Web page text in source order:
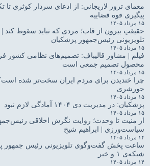
معمای ترور لاریجانی: از ادعای سردار کوثری تا
پیگیری قوه قضاییه
۱۵ مرداد ۱۴۰۵
حقیقتِ بیرون از قاب؛ مردی که نباید سقوط کند |
تلویزیونی رئیس‌جمهور پزشکیان
۱۵ مرداد ۱۴۰۵
فیلم | مشاور قالیباف: تصمیم‌های نظامی کشور
محصول تصمیم جمعی است
۱۵ مرداد ۱۴۰۵
چرا خندیدن برای مردم ایران سخت‌تر شده
جورشری
۱۵ مرداد ۱۴۰۵
پزشکیان: در مدیریت دی ۱۴۰۴ آمادگی لازم نبود
۱۵ مرداد ۱۴۰۵
از منیت تا وحدت؛ روایت نگرش اخلاقی
سیاست‌ورزی | ابراهیم شیخ
۱۴ مرداد ۱۴۰۵
ساعت پخش گفت‌وگوی تلویزیونی رئیس جمهور
شبکه‌ی ۱ و خبر
۱۴ مرداد ۱۴۰۵